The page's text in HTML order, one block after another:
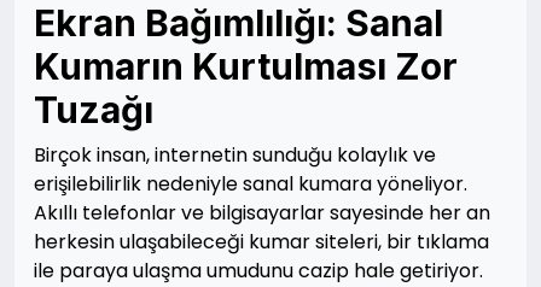
Ekran Bağımlılığı: Sanal
Kumarın Kurtulması Zor
Tuzağı
Birçok insan, internetin sunduğu kolaylık ve
erişilebilirlik nedeniyle sanal kumara yöneliyor.
Akıllı telefonlar ve bilgisayarlar sayesinde her an
herkesin ulaşabileceği kumar siteleri, bir tıklama
ile paraya ulaşma umudunu cazip hale getiriyor.